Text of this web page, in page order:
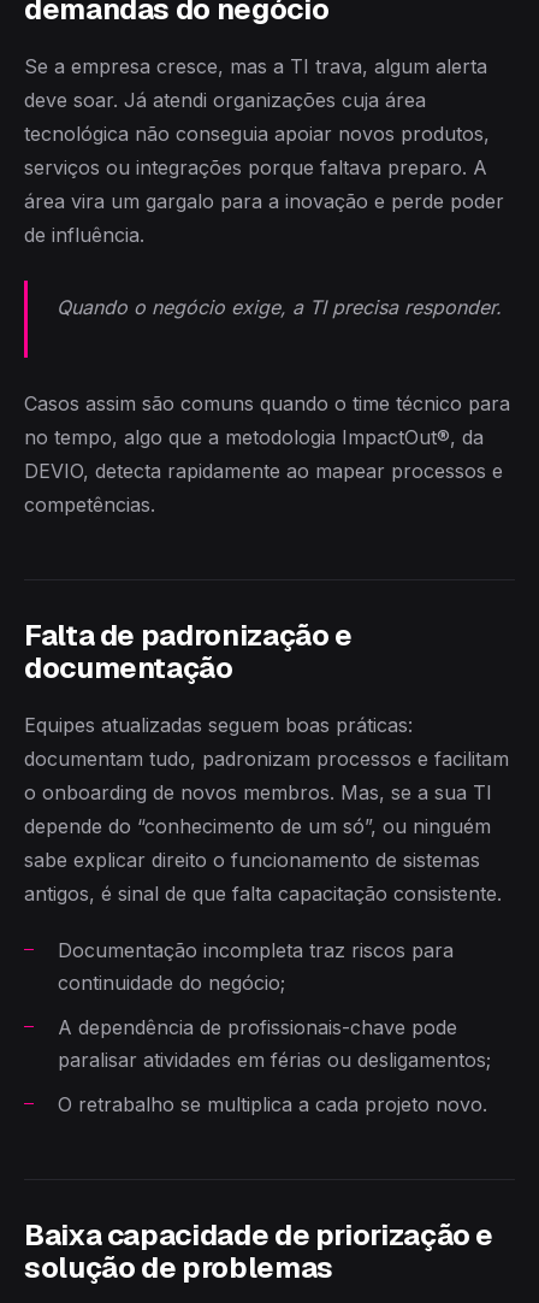
demandas do negócio
Se a empresa cresce, mas a TI trava, algum alerta
deve soar. Já atendi organizações cuja área
tecnológica não conseguia apoiar novos produtos,
serviços ou integrações porque faltava preparo. A
área vira um gargalo para a inovação e perde poder
de influência.
Quando o negócio exige, a TI precisa responder.
Casos assim são comuns quando o time técnico para
no tempo, algo que a metodologia ImpactOut®, da
DEVIO, detecta rapidamente ao mapear processos e
competências.
Falta de padronização e
documentação
Equipes atualizadas seguem boas práticas:
documentam tudo, padronizam processos e facilitam
o onboarding de novos membros. Mas, se a sua TI
depende do “conhecimento de um só”, ou ninguém
sabe explicar direito o funcionamento de sistemas
antigos, é sinal de que falta capacitação consistente.
Documentação incompleta traz riscos para
continuidade do negócio;
A dependência de profissionais-chave pode
paralisar atividades em férias ou desligamentos;
O retrabalho se multiplica a cada projeto novo.
Baixa capacidade de priorização e
solução de problemas